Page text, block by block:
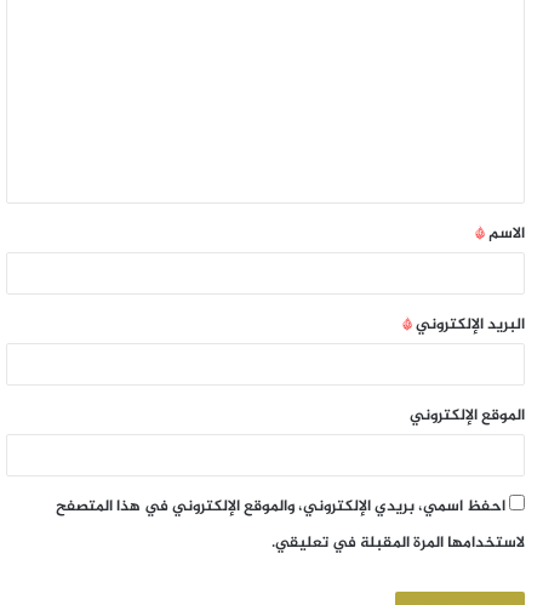
الاسم*
البريد الإلكتروني*
الموقع الإلكتروني
احفظ اسمي، بريدي الإلكتروني، والموقع الإلكتروني في هذا المتصفح
لاستخدامها المرة المقبلة في تعليقي.